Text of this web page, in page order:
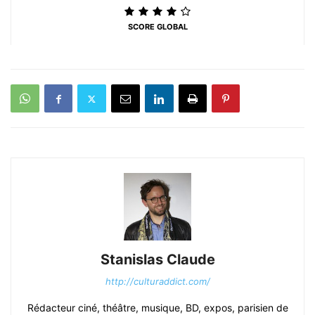
SCORE GLOBAL
Stanislas Claude
http://culturaddict.com/
Rédacteur ciné, théâtre, musique, BD, expos, parisien de